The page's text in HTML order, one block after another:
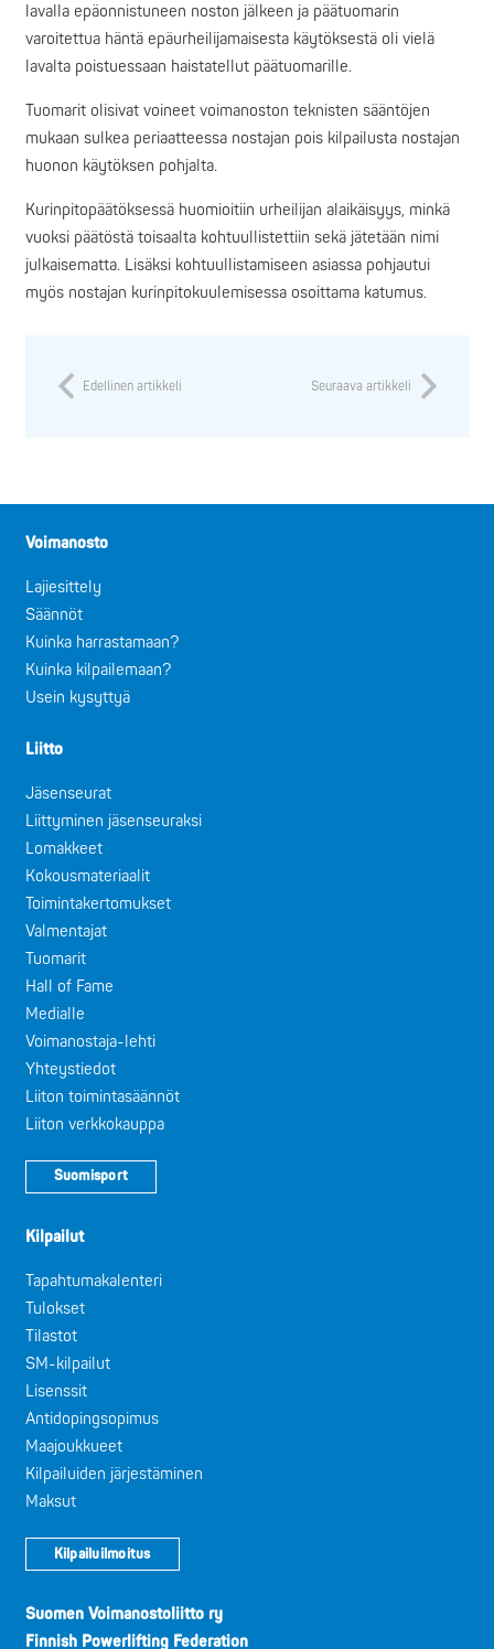
lavalla epäonnistuneen noston jälkeen ja päätuomarin
varoitettua häntä epäurheilijamaisesta käytöksestä oli vielä
lavalta poistuessaan haistatellut päätuomarille.
Tuomarit olisivat voineet voimanoston teknisten sääntöjen
mukaan sulkea periaatteessa nostajan pois kilpailusta nostajan
huonon käytöksen pohjalta.
Kurinpitopäätöksessä huomioitiin urheilijan alaikäisyys, minkä
vuoksi päätöstä toisaalta kohtuullistettiin sekä jätetään nimi
julkaisematta. Lisäksi kohtuullistamiseen asiassa pohjautui
myös nostajan kurinpitokuulemisessa osoittama katumus.
Edellinen artikkeli Seuraava artikkeli
Voimanosto
Lajiesittely
Säännöt
Kuinka harrastamaan?
Kuinka kilpailemaan?
Usein kysyttyä
Liitto
Jäsenseurat
Liittyminen jäsenseuraksi
Lomakkeet
Kokousmateriaalit
Toimintakertomukset
Valmentajat
Tuomarit
Hall of Fame
Medialle
Voimanostaja-lehti
Yhteystiedot
Liiton toimintasäännöt
Liiton verkkokauppa
Suomisport
Kilpailut
Tapahtumakalenteri
Tulokset
Tilastot
SM-kilpailut
Lisenssit
Antidopingsopimus
Maajoukkueet
Kilpailuiden järjestäminen
Maksut
Kilpailuilmoitus
Suomen Voimanostoliitto ry
Finnish Powerlifting Federation